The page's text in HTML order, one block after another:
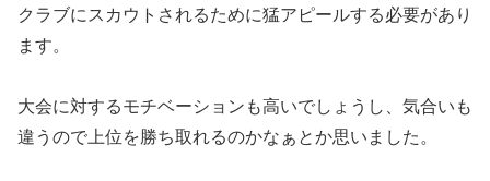
クラブにスカウトされるために猛アピールする必要があり
ます。
大会に対するモチベーションも高いでしょうし、気合いも
違うので上位を勝ち取れるのかなぁとか思いました。